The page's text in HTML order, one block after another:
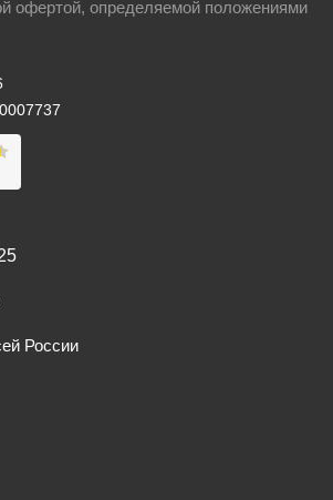
офертой, определяемой положениями
России